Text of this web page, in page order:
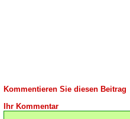
Kommentieren Sie diesen Beitrag
Ihr Kommentar